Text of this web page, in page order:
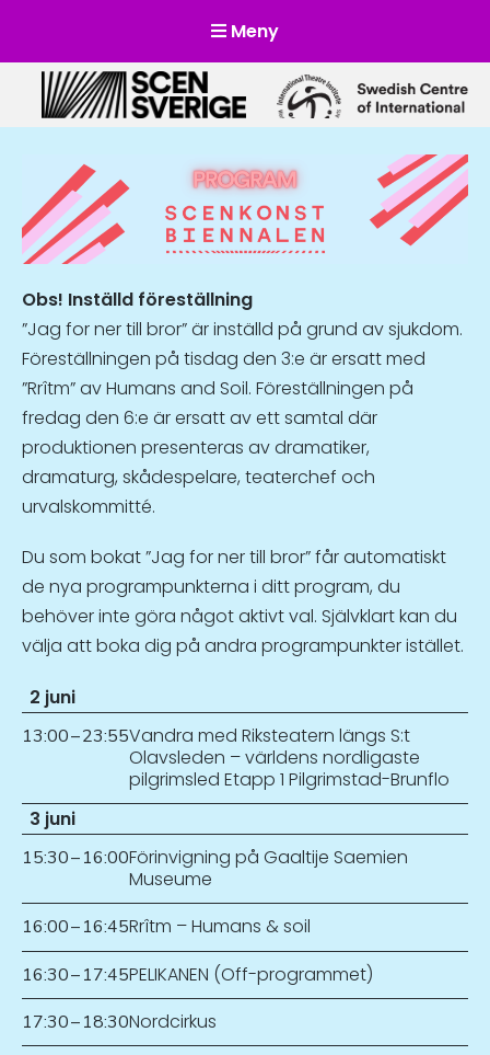
Meny
Scensverige
Mötesplats för svensk och internationell scenkonst
Obs! Inställd föreställning
”Jag for ner till bror” är inställd på grund av sjukdom.
Föreställningen på tisdag den 3:e är ersatt med
”Rrîtm” av Humans and Soil. Föreställningen på
fredag den 6:e är ersatt av ett samtal där
produktionen presenteras av dramatiker,
dramaturg, skådespelare, teaterchef och
urvalskommitté.
Du som bokat ”Jag for ner till bror” får automatiskt
de nya programpunkterna i ditt program, du
behöver inte göra något aktivt val. Självklart kan du
välja att boka dig på andra programpunkter istället.
2 juni
13:00–23:55Vandra med Riksteatern längs S:t
Olavsleden – världens nordligaste
pilgrimsled Etapp 1 Pilgrimstad-Brunflo
3 juni
15:30–16:00Förinvigning på Gaaltije Saemien
Museume
16:00–16:45Rrîtm – Humans & soil
16:30–17:45PELIKANEN (Off-programmet)
17:30–18:30Nordcirkus